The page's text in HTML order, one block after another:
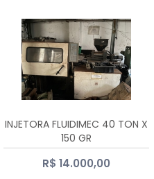
INJETORA FLUIDIMEC 40 TON X
150 GR
R$ 14.000,00